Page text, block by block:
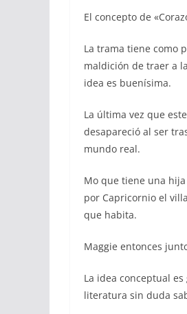
El concepto de
La trama tiene como
maldición de traer a
idea es buenísima.
La última vez que
desapareció al ser
mundo real.
Mo que tiene una
por Capricornio el
que habita.
Maggie entonces
La idea conceptual
literatura sin duda